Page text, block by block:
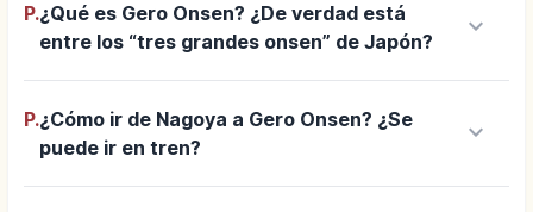
P.¿Qué es Gero Onsen? ¿De verdad está
entre los “tres grandes onsen” de Japón?
keyboard_arrow_down
P.¿Cómo ir de Nagoya a Gero Onsen? ¿Se
puede ir en tren?
keyboard_arrow_down